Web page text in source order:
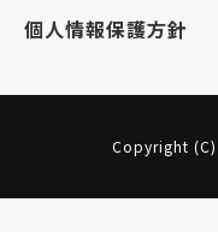
個人情報保護方針
Copyright